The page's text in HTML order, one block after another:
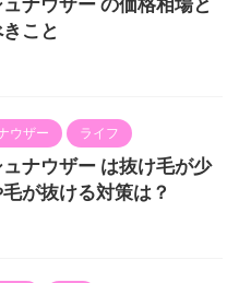
こと
ウザー ライフ
ナウザー は抜け毛が少
が抜ける対策は？